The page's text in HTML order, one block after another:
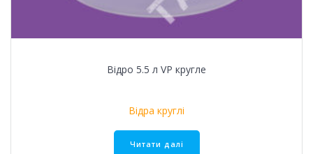
Відро 5.5 л VР кругле
Відра круглі
Читати далі